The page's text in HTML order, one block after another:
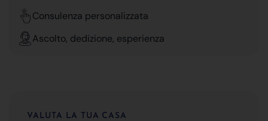
Consulenza personalizzata
Ascolto, dedizione, esperienza
VALUTA LA TUA CASA